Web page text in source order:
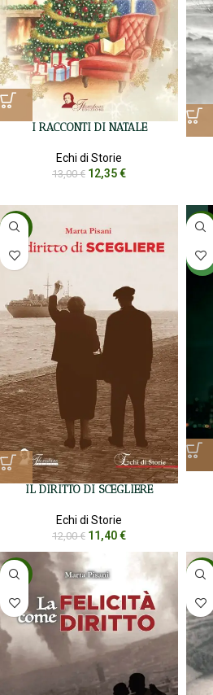
I RACCONTI DI NATALE
Echi di Storie
13,00€ 12,35€
-5%
IL DIRITTO DI SCEGLIERE
Echi di Storie
12,00€ 11,40€
-5%
NEW
-5% -5%